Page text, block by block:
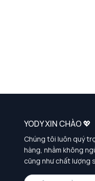
YODY XIN CHÀO 💖
Chúng tôi luôn quý
hàng, nhằm không
cũng như chất lượng